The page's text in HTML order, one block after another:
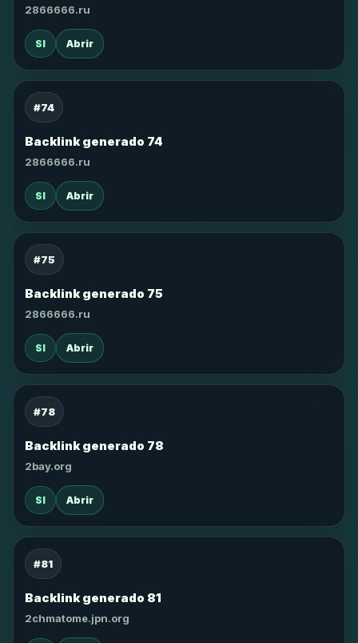
2866666.ru
SI Abrir
#74
Backlink generado 74
2866666.ru
SI Abrir
#75
Backlink generado 75
2866666.ru
SI Abrir
#78
Backlink generado 78
2bay.org
SI Abrir
#81
Backlink generado 81
2chmatome.jpn.org